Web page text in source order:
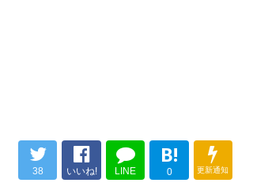
龍太くん行くのIJ嬉しいだろう
な〜☺️
界でJR
https://t.co/jWDHMhlDTj
え、伊東純也との右サイドのユ
ニットは2011年以来の夢を見る
事ができた…。小池の実力なら
38 いいね! LINE
B!
0 更新通知